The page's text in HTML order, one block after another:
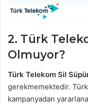
2. Türk
Olmuyor?
Türk Telekom Sil
gerekmemektedir.
kampanyadan